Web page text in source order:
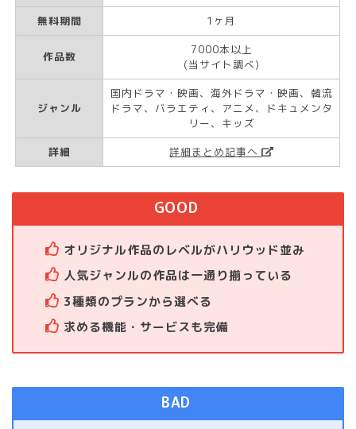
無料期間
1ヶ月
作品数
7000本以上
(当サイト調べ)
ジャンル
国内ドラマ・映画、海外ドラマ・映画、韓流
ドラマ、バラエティ、アニメ、ドキュメンタ
リー、キッズ
詳細
詳細まとめ記事へ
オリジナル作品のレベルがハリウッド並み
人気ジャンルの作品は一通り揃っている
3種類のプランから選べる
求める機能・サービスも完備